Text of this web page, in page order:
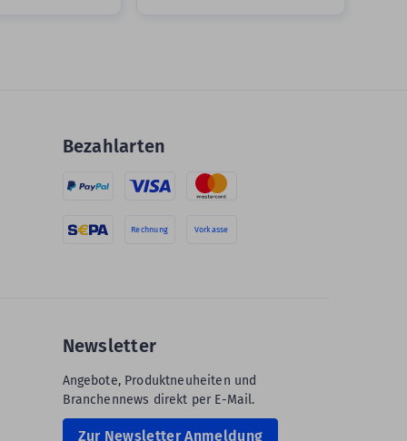
Bezahlarten
Rechnung Vorkasse
Newsletter
Angebote, Produktneuheiten und
Branchennews direkt per E-Mail.
Zur Newsletter Anmeldung